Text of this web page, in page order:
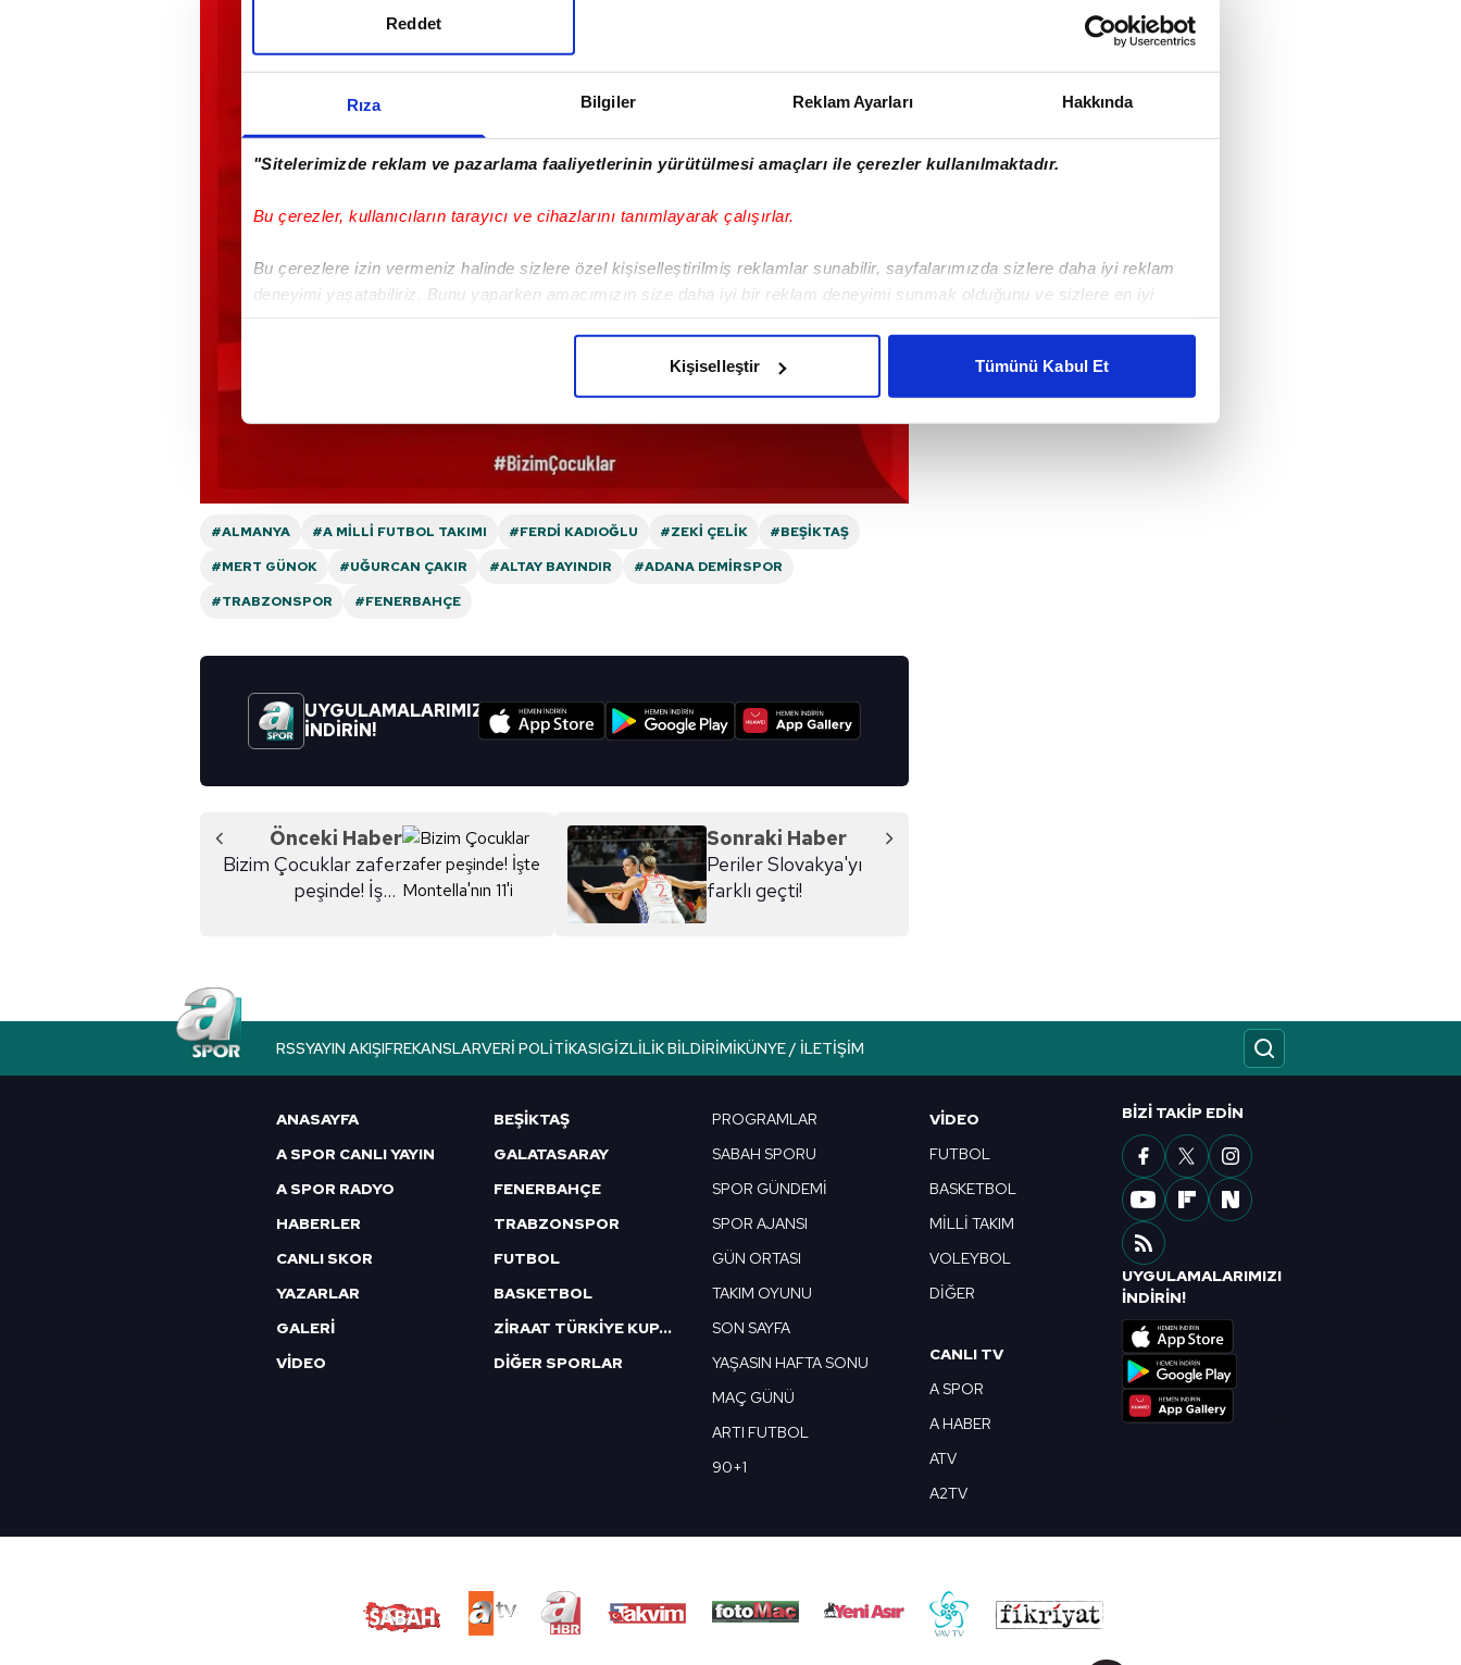
Rıza Bilgiler Reklam Ayarları Hakkında
"Sitelerimizde reklam ve pazarlama faaliyetlerinin yürütülmesi amaçları ile çerezler kullanılmaktadır.
Bu çerezler, kullanıcıların tarayıcı ve cihazlarını tanımlayarak çalışırlar.
Bu çerezlere izin vermeniz halinde sizlere özel kişiselleştirilmiş reklamlar sunabilir, sayfalarımızda sizlere daha iyi reklam
deneyimi yaşatabiliriz. Bunu yaparken amacımızın size daha iyi bir reklam deneyimi sunmak olduğunu ve sizlere en iyi
Her halükârda, kullanıcılar, bu çerezlere izin vermedikleri takdirde, kullanıcılara hedefli reklamlar gösterilmeyecektir."
Sizlere daha iyi bir hizmet sunabilmek için İnternet Sitemizde kendimize ve üçüncü kişilere ait çerezler kullanılmaktadır. Bu
çerezler vasıtasıyla çeşitli kişisel verileriniz işlenmekte olup gerekli olan çerezler bilgi toplumu hizmetlerinin sunulması
amacıyla kullanılmaktadır. Diğer çerezler, sitemizin daha işlevsel kılınması ve kişiselleştirilmesi ve sizlere yönelik
reklam/pazarlama faaliyetlerinin yapılması, amaçlarıyla sınırlı olarak açık rızanız dahilinde kullanılacaktır.
Çerezlere ilişkin tercihlerinizi aşağıda yer alan panel vasıtasıyla belirleyebilirsiniz. Çerezlere ilişkin detaylı bilgi için Ayarlar
butonuna tıklayabilir,Çerez Bilgilendirme Metnimizi
6698 sayılı Kişisel Verilerin Korunması Kanunu uyarınca hazırlanmış Aydınlatma Metnimizi okumak ve sitemizde ilgili
Reddet
Kişiselleştir Tümünü Kabul Et
#ALMANYA #A MILLI FUTBOL TAKIMI #FERDI KADIOĞLU #ZEKI ÇELIK
#BEŞIKTAŞ
#MERT GÜNOK
#UĞURCAN ÇAKIR #ALTAY BAYINDIR
#ADANA DEMIRSPOR
#TRABZONSPOR
#FENERBAHÇE
UYGULAMALARIMIZI
İNDİRİN!
Önceki Haber
Bizim Çocuklar zafer
peşinde! İşte
Sonraki Haber
Periler Slovakya'yı
farklı geçti!
RSSYAYIN AKIŞIFREKANSLARVERI POLITIKASIGIZLILIK BILDIRIMIKÜNYE / İLETIŞIM
ANASAYFA
A SPOR CANLI YAYIN
A SPOR RADYO
HABERLER
CANLI SKOR
YAZARLAR
GALERİ
VİDEO
BEŞİKTAŞ
GALATASARAY
FENERBAHÇE
TRABZONSPOR
FUTBOL
BASKETBOL
ZİRAAT TÜRKİYE KUPASI
DİĞER SPORLAR
PROGRAMLAR
SABAH SPORU
SPOR GÜNDEMİ
SPOR AJANSI
GÜN ORTASI
TAKIM OYUNU
SON SAYFA
YAŞASIN HAFTA SONU
MAÇ GÜNÜ
ARTI FUTBOL
90+1
VIDEO
FUTBOL
BASKETBOL
MİLLİ TAKIM
VOLEYBOL
DİĞER
CANLI TV
A SPOR
A HABER
ATV
A2TV
BIZI TAKIP EDIN
UYGULAMALARIMIZI
İNDİRİN!